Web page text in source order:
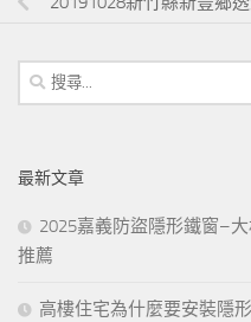
搜
尋
字:
最新文章
2025嘉義防盜隱形鐵窗–
推薦
高樓住宅為什麼要安裝隱